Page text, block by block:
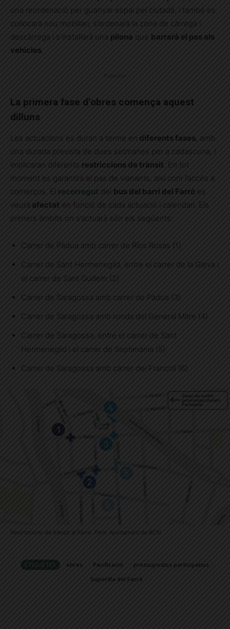
una reordenació per guanyar espai pel ciutadà, i també es
col·locarà nou mobiliari, s’ordenarà la zona de càrrega i
descàrrega i s’instal·larà una pilona que barrarà el pas als
vehicles
Publicitat
La primera fase d’obres comença aquest
dilluns
Les actuacions es duran a terme en diferents fases , amb
una durada prevista de dues setmanes per a cadascuna, i
implicaran diferents restriccions de trànsit . En tot
moment es garantirà el pas de vianants, així com l’accés a
comerços. El recorregut del bus del barri del Farró es
veurà afectat en funció de cada actuació i calendari. Els
primers àmbits on s’actuarà són els següents:
Carrer de Pàdua amb carrer de Ríos Rosas (1)
Carrer de Sant Hermenegild, entre el carrer de la Gleva i
el carrer de Sant Guillem (2)
Carrer de Saragossa amb carrer de Pàdua (3)
Carrer de Saragossa amb ronda del General Mitre (4)
Carrer de Saragossa, entre el carrer de Sant
Hermenegild i el carrer de Septimània (5)
Carrer de Saragossa amb carrer del Francolí (6)
Restriccions de trànsit al Farró. Font: Ajuntament de BCN
ETIQUETES obres Pacificació
pressupostos participatius
Superilla del Farró